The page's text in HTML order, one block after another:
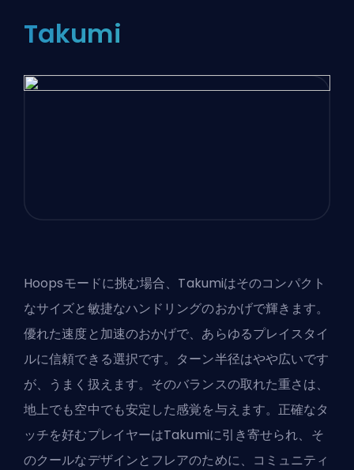
Takumi
Hoopsモードに挑む場合、Takumiはそのコンパクト
なサイズと敏捷なハンドリングのおかげで輝きます。
優れた速度と加速のおかげで、あらゆるプレイスタイ
ルに信頼できる選択です。ターン半径はやや広いです
が、うまく扱えます。そのバランスの取れた重さは、
地上でも空中でも安定した感覚を与えます。正確なタ
ッチを好むプレイヤーはTakumiに引き寄せられ、そ
のクールなデザインとフレアのために、コミュニティ